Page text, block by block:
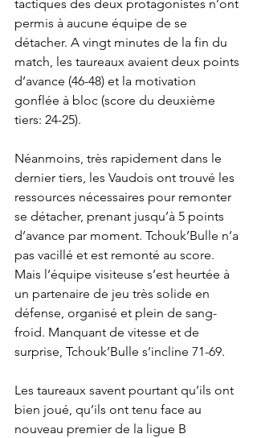
tactiques des deux protagonistes n’ont
permis à aucune équipe de se
détacher. A vingt minutes de la fin du
match, les taureaux avaient deux points
d’avance (46-48) et la motivation
gonflée à bloc (score du deuxième
tiers: 24-25).
Néanmoins, très rapidement dans le
dernier tiers, les Vaudois ont trouvé les
ressources nécessaires pour remonter
se détacher, prenant jusqu’à 5 points
d’avance par moment. Tchouk’Bulle n’a
pas vacillé et est remonté au score.
Mais l’équipe visiteuse s’est heurtée à
un partenaire de jeu très solide en
défense, organisé et plein de sang-
froid. Manquant de vitesse et de
surprise, Tchouk’Bulle s’incline 71-69.
Les taureaux savent pourtant qu’ils ont
bien joué, qu’ils ont tenu face au
nouveau premier de la ligue B